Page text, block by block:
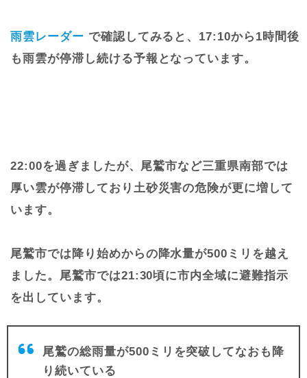
雨雲レーダー で確認してみると、17:10から1時間後
も雨雲が停滞し続ける予報となっています。
22:00を過ぎましたが、尾鷲市など三重県南部では
厚い雲が停滞しており土砂災害の危険が更に増して
います。
尾鷲市では降り始めからの降水量が500ミリを越え
ました。尾鷲市では21:30頃に市内全域に避難指示
を出しています。
尾鷲の総雨量が500ミリを突破してなおも降
り続いている